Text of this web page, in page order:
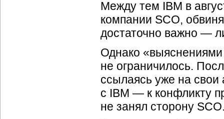
Между тем IBM в
компании SCO,
достаточно важно —
Однако
не ограничилось.
ссылаясь уже на свои
с IBM — к конфликту
не занял сторону